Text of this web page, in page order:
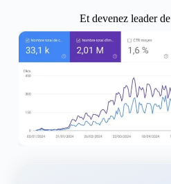
Et devenez leader